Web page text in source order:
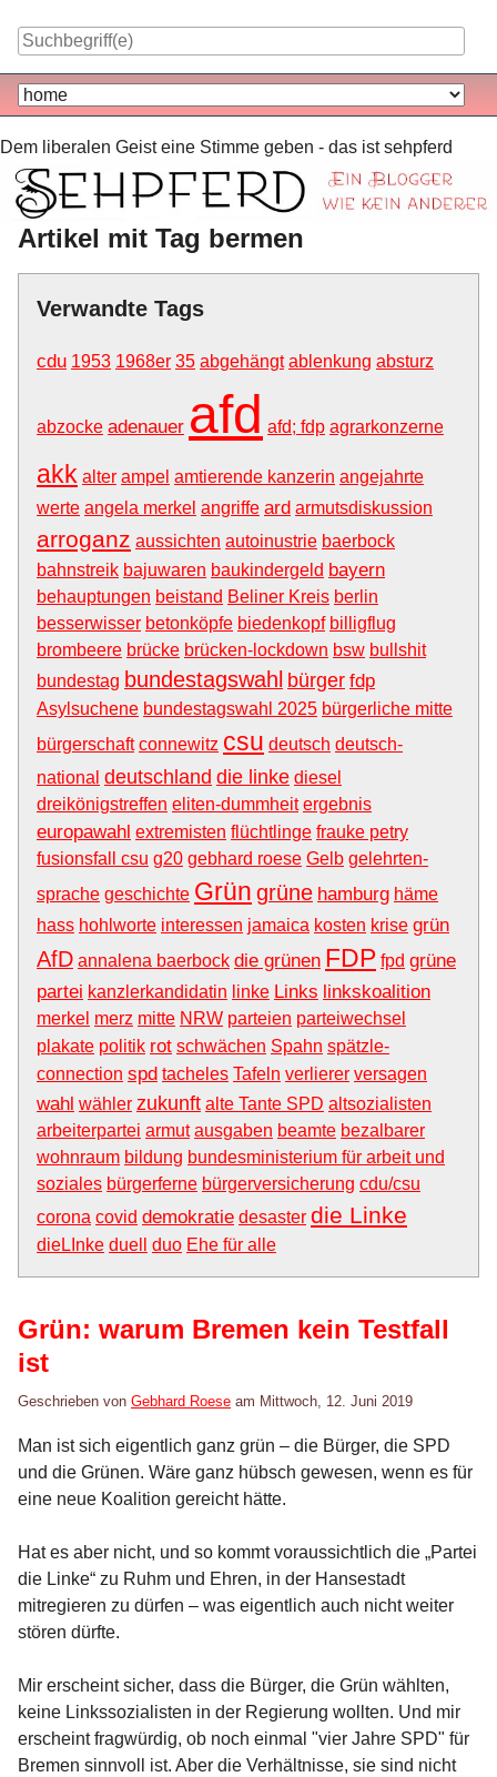
Navigation
Dem liberalen Geist eine Stimme geben - das ist sehpferd
Artikel mit Tag bermen
Verwandte Tags
cdu 1953 1968er 35 abgehängt ablenkung absturz
abzocke adenauer afd afd; fdp agrarkonzerne
akk alter ampel amtierende kanzerin angejahrte
werte angela merkel angriffe ard armutsdiskussion
arroganz aussichten autoinustrie baerbock
bahnstreik bajuwaren baukindergeld bayern
behauptungen beistand Beliner Kreis berlin
besserwisser betonköpfe biedenkopf billigflug
brombeere brücke brücken-lockdown bsw bullshit
bundestag bundestagswahl bürger fdp
Asylsuchene bundestagswahl 2025 bürgerliche mitte
bürgerschaft connewitz csu deutsch deutsch-
national deutschland die linke diesel
dreikönigstreffen eliten-dummheit ergebnis
europawahl extremisten flüchtlinge frauke petry
fusionsfall csu g20 gebhard roese Gelb gelehrten-
sprache geschichte Grün grüne hamburg häme
hass hohlworte interessen jamaica kosten krise grün
AfD annalena baerbock die grünen FDP fpd grüne
partei kanzlerkandidatin linke Links linkskoalition
merkel merz mitte NRW parteien parteiwechsel
plakate politik rot schwächen Spahn spätzle-
connection spd tacheles Tafeln verlierer versagen
wahl wähler zukunft alte Tante SPD altsozialisten
arbeiterpartei armut ausgaben beamte bezalbarer
wohnraum bildung bundesministerium für arbeit und
soziales bürgerferne bürgerversicherung cdu/csu
corona covid demokratie desaster die Linke
dieLInke duell duo Ehe für alle
Grün: warum Bremen kein Testfall
ist
Geschrieben von Gebhard Roese am Mittwoch, 12. Juni 2019
Man ist sich eigentlich ganz grün – die Bürger, die SPD
und die Grünen. Wäre ganz hübsch gewesen, wenn es für
eine neue Koalition gereicht hätte.
Hat es aber nicht, und so kommt voraussichtlich die „Partei
die Linke“ zu Ruhm und Ehren, in der Hansestadt
mitregieren zu dürfen – was eigentlich auch nicht weiter
stören dürfte.
Mir erscheint sicher, dass die Bürger, die Grün wählten,
keine Linkssozialisten in der Regierung wollten. Und mir
erscheint fragwürdig, ob noch einmal "vier Jahre SPD" für
Bremen sinnvoll ist. Aber die Verhältnisse, sie sind nicht